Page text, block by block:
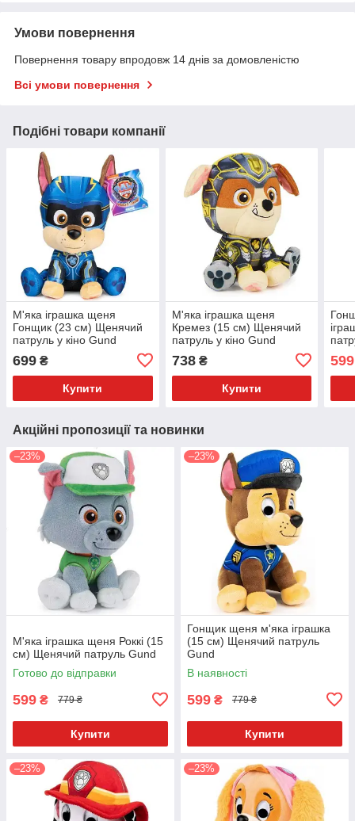
Умови повернення
Повернення товару впродовж 14 днів за домовленістю
Всі умови повернення
Подібні товари компанії
М'яка іграшка щеня
Гонщик (23 см) Щенячий
патруль у кіно Gund
699 ₴
Купити
М'яка іграшка щеня
Кремез (15 см) Щенячий
патруль у кіно Gund
738₴
Купити
599
Акційні пропозиції та новинки
–23%
М'яка іграшка щеня Роккі (15
см) Щенячий патруль Gund
Готово до відправки
599 ₴ 779 ₴
Купити
–23%
Гонщик щеня м'яка іграшка
(15 см) Щенячий патруль
Gund
В наявності
599 ₴ 779 ₴
Купити
–23% –23%